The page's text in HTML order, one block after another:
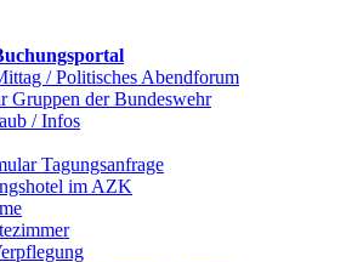
/ Politisches Abendforum
Gruppen der Bundeswehr
/ Infos
Tagungsanfrage
im AZK